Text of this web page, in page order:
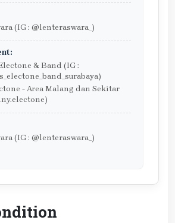
(IG : @lenteraswara_)
& Band (IG :
- Area Malang dan Sekitar
(IG : @lenteraswara_)